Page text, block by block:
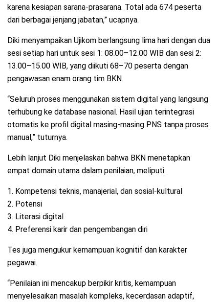
karena kesiapan sarana-prasarana. Total ada 674 peserta
dari berbagai jenjang jabatan,” ucapnya.
Diki menyampaikan Ujikom berlangsung lima hari dengan dua
sesi setiap hari untuk sesi 1: 08.00–12.00 WIB dan sesi 2:
13.00–15.00 WIB, yang diikuti 68–70 peserta dengan
pengawasan enam orang tim BKN.
“Seluruh proses menggunakan sistem digital yang langsung
terhubung ke database nasional. Hasil ujian terintegrasi
otomatis ke profil digital masing-masing PNS tanpa proses
manual,” tuturnya.
Lebih lanjut Diki menjelaskan bahwa BKN menetapkan
empat domain utama dalam penilaian, meliputi:
1. Kompetensi teknis, manajerial, dan sosial-kultural
2. Potensi
3. Literasi digital
4. Preferensi karir dan pengembangan diri
Tes juga mengukur kemampuan kognitif dan karakter
pegawai.
“Penilaian ini mencakup berpikir kritis, kemampuan
menyelesaikan masalah kompleks, kecerdasan adaptif,